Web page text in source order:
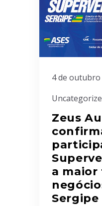
4 de outubro
Zeus
a maior
Sergipe